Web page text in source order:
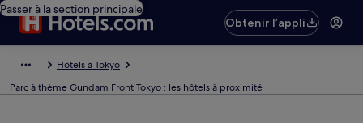
Passer à la section principale
Obtenir l’appli
Hôtels à Tokyo
Parc à thème Gundam Front Tokyo : les hôtels à proximité